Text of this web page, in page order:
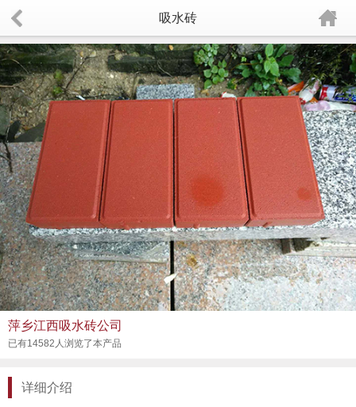
吸水砖
萍乡江西吸水砖公司
已有14582人浏览了本产品
详细介绍